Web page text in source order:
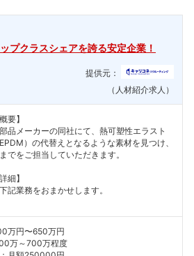
プクラスシェアを誇る安定企業！
提供元：
（人材紹介求人）
要】
品メーカーの同社にて、熱可塑性エラスト
）の代替えとなるような素材を見つけ、
でをご担当していただきます。
細】
記業務をおまかせします。
万円〜650万円
万～700万程度